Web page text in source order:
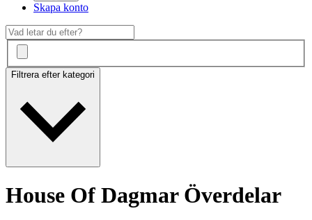
Skapa konto
Filtrera efter kategori
House Of Dagmar Överdelar